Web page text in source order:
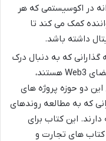
در اکوسیستمی که هر
کمک می کند تا
داشته باشد.
که به دنبال درک
کلان تر و استراتژی های تلفیقی در فضای Web3 هستند،
این دو حوزه پروژه های
که به مطالعه روندهای
این کتاب برای
کتاب های تجارت و